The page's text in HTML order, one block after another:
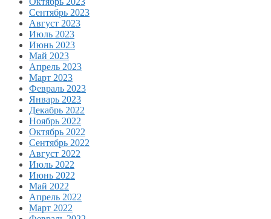
Сентябрь 2023
Август 2023
Июль 2023
Июнь 2023
Май 2023
Апрель 2023
Март 2023
Февраль 2023
Январь 2023
Декабрь 2022
Ноябрь 2022
Октябрь 2022
Сентябрь 2022
Август 2022
Июль 2022
Июнь 2022
Май 2022
Апрель 2022
Март 2022